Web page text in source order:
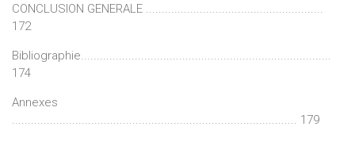
CONCLUSION GENERALE ........................................................
172
Bibliographie...............................................................................
174
Annexes
.......................................................................................... 179